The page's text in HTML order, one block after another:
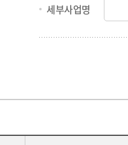
세부사업명